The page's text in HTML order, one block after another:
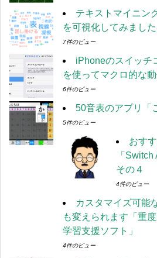
テキストマイニン
を可視化してみました
7件のビュー
iPhoneのスイッチ
を使ってマクロ的な
6件のビュー
50音表のアプリ「
5件のビュー
おす
「
その４
4件のビュー
カスタマイズ可能
も変えられます「重
学習支援ソフト」
4件のビュー